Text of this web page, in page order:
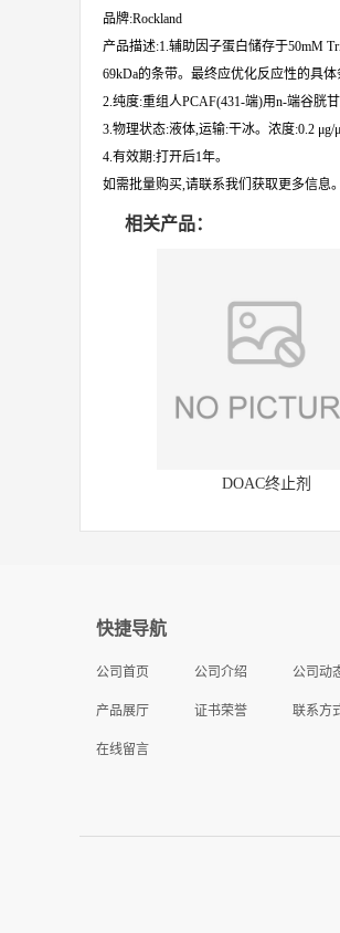
品牌:Rockland
产品描述:1.辅助因子蛋白储存于50mM
69kDa的条带。最终应优化反应性的具体
2.纯度:重组人PCAF(431-端)用n-端谷胱
3.物理状态:液体,运输:干冰。浓度:0.2 μg/
4.有效期:打开后1年。
如需批量购买,请联系我们获取更多信息。
相关产品：
DOAC终止剂
快捷导航
公司首页 公司介绍 公司动
产品展厅 证书荣誉 联系方
在线留言